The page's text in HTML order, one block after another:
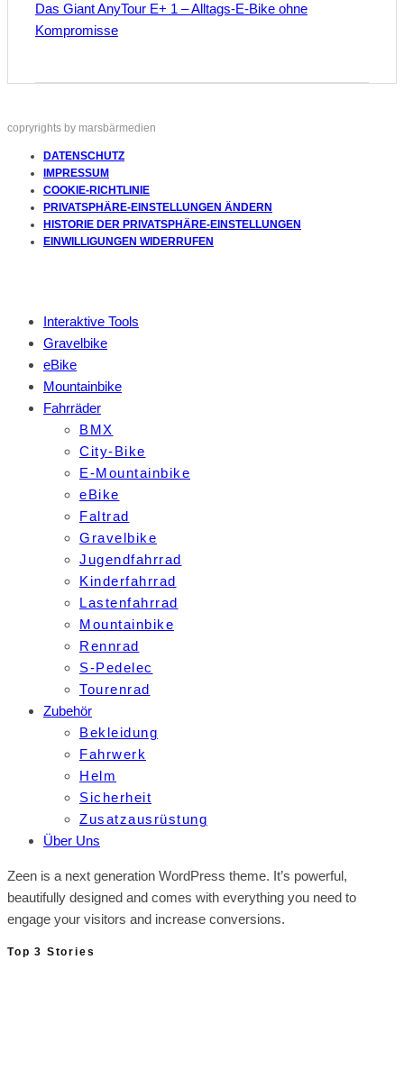
Das Giant AnyTour E+ 1 – Alltags-E-Bike ohne
Kompromisse
copryrights by marsbärmedien
DATENSCHUTZ
IMPRESSUM
COOKIE-RICHTLINIE
PRIVATSPHÄRE-EINSTELLUNGEN ÄNDERN
HISTORIE DER PRIVATSPHÄRE-EINSTELLUNGEN
EINWILLIGUNGEN WIDERRUFEN
Interaktive Tools
Gravelbike
eBike
Mountainbike
Fahrräder
BMX
City-Bike
E-Mountainbike
eBike
Faltrad
Gravelbike
Jugendfahrrad
Kinderfahrrad
Lastenfahrrad
Mountainbike
Rennrad
S-Pedelec
Tourenrad
Zubehör
Bekleidung
Fahrwerk
Helm
Sicherheit
Zusatzausrüstung
Über Uns
Zeen is a next generation WordPress theme. It’s powerful,
beautifully designed and comes with everything you need to
engage your visitors and increase conversions.
Top 3 Stories